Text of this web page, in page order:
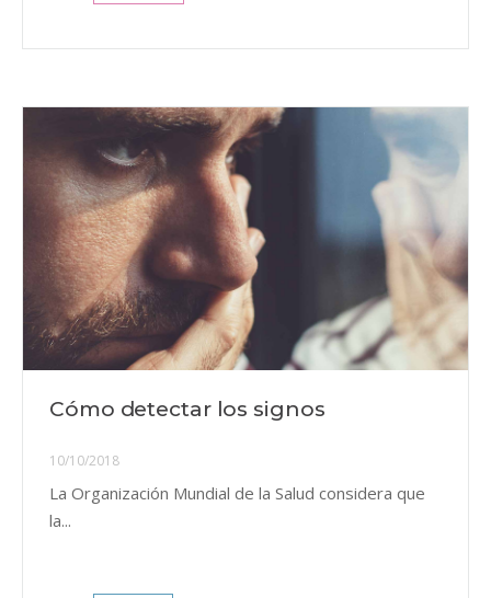
Cómo detectar los signos
10/10/2018
La Organización Mundial de la Salud considera que
la...